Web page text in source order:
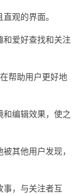
观的界面。
爱好查找和关注
帮助用户更好地
编辑效果，使之
其他用户发现，
，与关注者互